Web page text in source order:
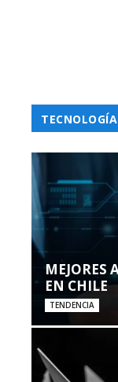
TECNOLOGÍA
MEJORES
EN CHILE
TENDENCIA